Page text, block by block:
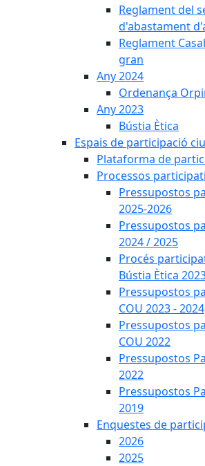
Reglament del
d'abastament
Reglament
gran
Any 2024
Ordenança
Any 2023
Bústia Ètica
Espais de participació
Plataforma de
Processos
Pressupostos
2025-2026
Pressupostos
2024 / 2025
Procés
Bústia Ètica
Pressupostos
COU 2023 - 2024
Pressupostos
COU 2022
Pressupostos
2022
Pressupostos
2019
Enquestes de
2026
2025